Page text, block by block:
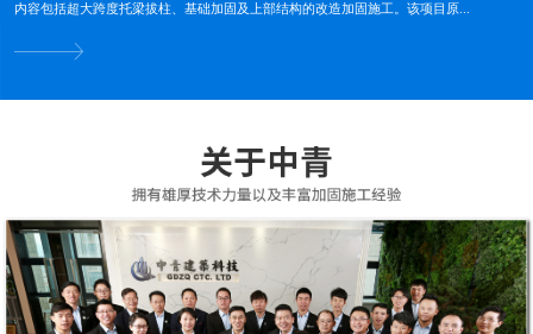
内容包括超大跨度托梁拔柱、基础加固及上部结构的改造加固施工。该项目原...